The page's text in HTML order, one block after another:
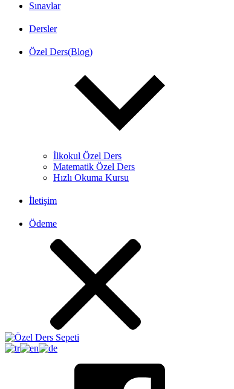
Sınavlar
Dersler
Özel Ders(Blog)
İlkokul Özel Ders
Matematik Özel Ders
Hızlı Okuma Kursu
İletişim
Ödeme